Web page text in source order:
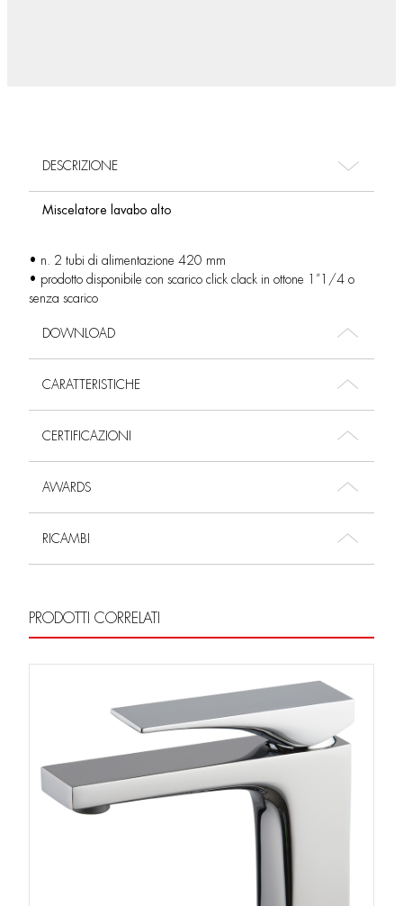
DESCRIZIONE
Miscelatore lavabo alto
• n. 2 tubi di alimentazione 420 mm
• prodotto disponibile con scarico click clack in ottone 1”1/4 o
senza scarico
DOWNLOAD
CARATTERISTICHE
CERTIFICAZIONI
AWARDS
RICAMBI
PRODOTTI CORRELATI